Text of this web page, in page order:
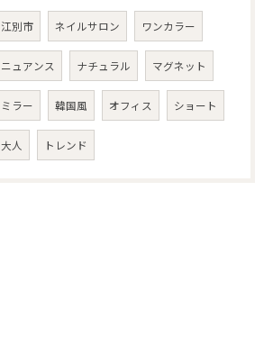
江別市 ネイルサロン ワンカラー
ニュアンス ナチュラル マグネット
ミラー 韓国風 オフィス ショート
大人 トレンド